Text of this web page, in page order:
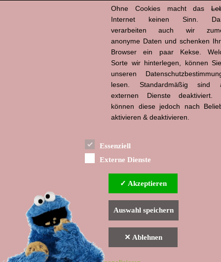
▲ nach oben Indexverzeichnis
Haftungsausschluss
Ohne Cookies macht das
Internet keinen Sinn.
verarbeiten auch wir
anonyme Daten und schenken
Browser ein paar Kekse.
Sorte wir hinterlegen, können
unseren
lesen. Standardmäßig sind
externen Dienste deaktiviert.
können diese jedoch nach
aktivieren & deaktivieren.
Essenziell
Externe Dienste
✓ Akzeptieren
Auswahl speichern
✕ Ablehnen